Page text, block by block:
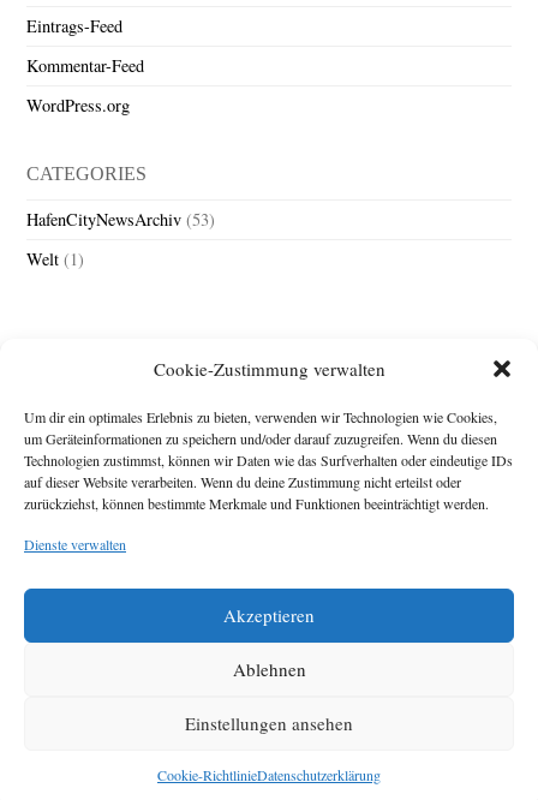
Cookie-Zustimmung verwalten
Um dir ein optimales Erlebnis zu bieten, verwenden wir Technologien wie Cookies,
um Geräteinformationen zu speichern und/oder darauf zuzugreifen. Wenn du diesen
Technologien zustimmst, können wir Daten wie das Surfverhalten oder eindeutige IDs
auf dieser Website verarbeiten. Wenn du deine Zustimmung nicht erteilst oder
zurückziehst, können bestimmte Merkmale und Funktionen beeinträchtigt werden.
Dienste verwalten
Akzeptieren
Ablehnen
Einstellungen ansehen
Cookie-RichtlinieDatenschutzerklärung
Eintrags-Feed
Kommentar-Feed
WordPress.org
CATEGORIES
HafenCityNewsArchiv (53)
Welt (1)
Impressum
Michael Baden,
Diese Webseite stellt
zehn Jahre der